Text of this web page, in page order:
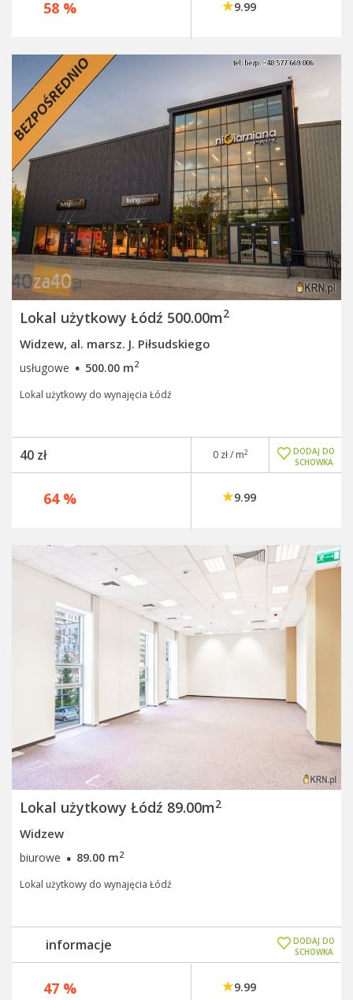
58 % 9.99
Lokal użytkowy Łódź 500.00m2
Widzew, al. marsz. J. Piłsudskiego
usługowe · 500.00 m2
Lokal użytkowy do wynajęcia Łódź
40 zł
DODAJ DO
SCHOWKA
0 zł / m2
64 % 9.99
Lokal użytkowy Łódź 89.00m2
Widzew
biurowe · 89.00 m2
Lokal użytkowy do wynajęcia Łódź
informacje
w biurze sprzedaży
DODAJ DO
SCHOWKA
47 % 9.99